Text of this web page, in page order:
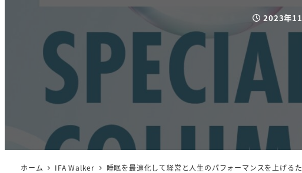
投稿日2023年
ホーム IFA Walker 睡眠を最適化して経営と人生のパフォーマンスを上げる